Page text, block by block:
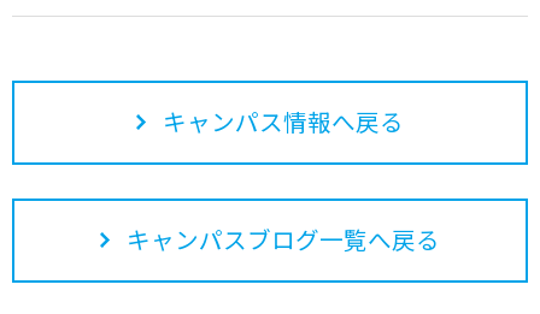
キャンパス情報へ戻る
キャンパスブログ一覧へ戻る